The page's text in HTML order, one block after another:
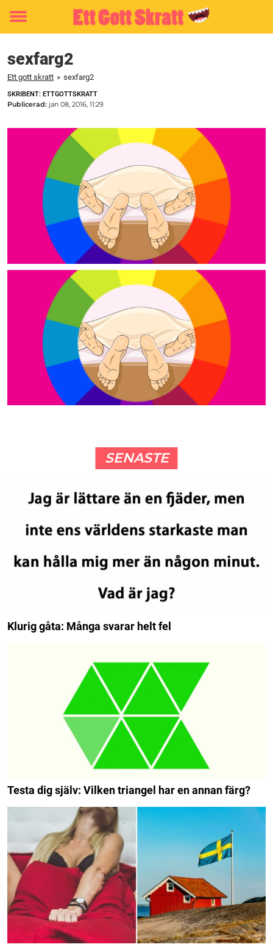
Toggle
sexfarg2
Ett gott skratt » sexfarg2
SKRIBENT: ETTGOTTSKRATT
Publicerad: jan 08, 2016, 11:29
SENASTE
Klurig gåta: Många svarar helt fel
Testa dig själv: Vilken triangel har en annan färg?